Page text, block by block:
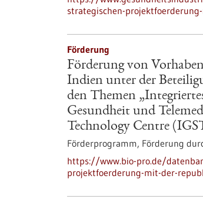
strategischen-
Förderung
Förderung von
Indien unter der
den Themen
Gesundheit und
Technology Centre
Förderprogramm, Förderung
https://www.bio-pro.de/
projektfoerderung-mit-der-